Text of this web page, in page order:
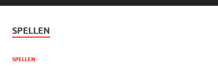
SPELLEN
SPELLEN